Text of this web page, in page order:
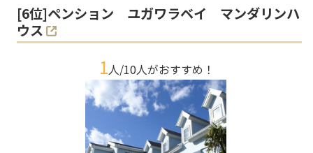
[6位]ペンション ユガワラベイ マンダリンハ
ウス
1人/10人がおすすめ！